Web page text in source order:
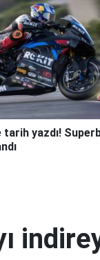
yazdı!